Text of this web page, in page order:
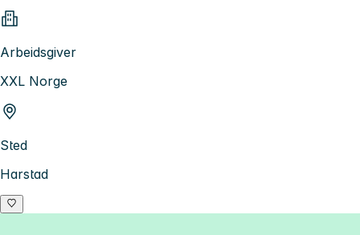
Arbeidsgiver
XXL Norge
Sted
Harstad